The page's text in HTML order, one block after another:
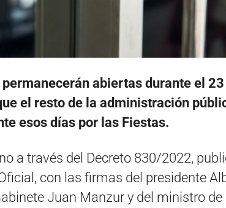
abiertas durante el
el resto de la administración
esos días por las Fiestas.
a través del Decreto 830/2022,
con las firmas del presidente
Juan Manzur y del ministro